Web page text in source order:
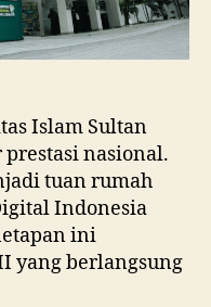
Islam Sultan
nasional.
tuan rumah
Indonesia
ini
yang berlangsung